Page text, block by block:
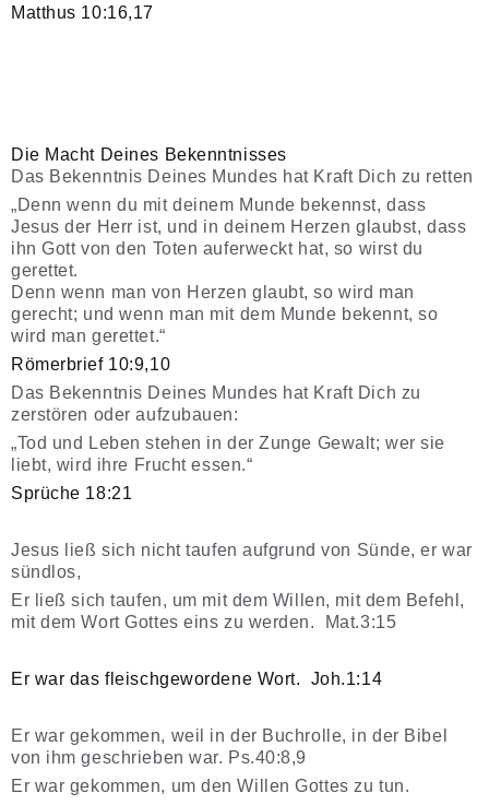
Matthus 10:16,17
Die Macht Deines Bekenntnisses
Das Bekenntnis Deines Mundes hat Kraft Dich zu retten
„Denn wenn du mit deinem Munde bekennst, dass
Jesus der Herr ist, und in deinem Herzen glaubst, dass
ihn Gott von den Toten auferweckt hat, so wirst du
gerettet.
Denn wenn man von Herzen glaubt, so wird man
gerecht; und wenn man mit dem Munde bekennt, so
wird man gerettet.“
Römerbrief 10:9,10
Das Bekenntnis Deines Mundes hat Kraft Dich zu
zerstören oder aufzubauen:
„Tod und Leben stehen in der Zunge Gewalt; wer sie
liebt, wird ihre Frucht essen.“
Sprüche 18:21
Jesus ließ sich nicht taufen aufgrund von Sünde, er war
sündlos,
Er ließ sich taufen, um mit dem Willen, mit dem Befehl,
mit dem Wort Gottes eins zu werden. Mat.3:15
Er war das fleischgewordene Wort. Joh.1:14
Er war gekommen, weil in der Buchrolle, in der Bibel
von ihm geschrieben war. Ps.40:8,9
Er war gekommen, um den Willen Gottes zu tun.